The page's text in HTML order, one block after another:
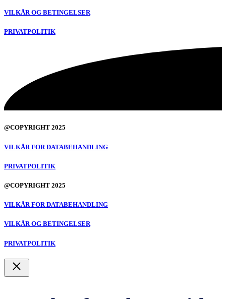
VILKÅR OG BETINGELSER
PRIVATPOLITIK
@COPYRIGHT 2025
VILKÅR FOR DATABEHANDLING
PRIVATPOLITIK
@COPYRIGHT 2025
VILKÅR FOR DATABEHANDLING
VILKÅR OG BETINGELSER
PRIVATPOLITIK